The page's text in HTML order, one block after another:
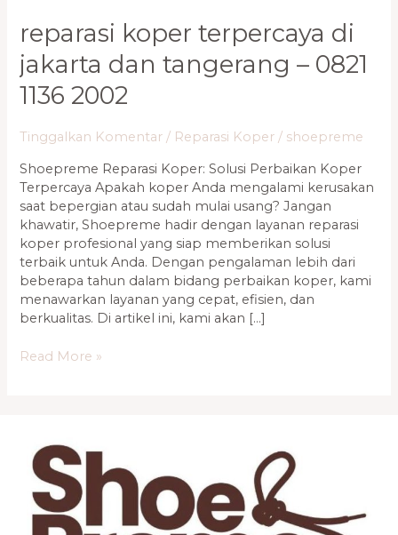
reparasi koper terpercaya di
jakarta dan tangerang – 0821
1136 2002
Tinggalkan Komentar / Reparasi Koper / shoepreme
Shoepreme Reparasi Koper: Solusi Perbaikan Koper
Terpercaya Apakah koper Anda mengalami kerusakan
saat bepergian atau sudah mulai usang? Jangan
khawatir, Shoepreme hadir dengan layanan reparasi
koper profesional yang siap memberikan solusi
terbaik untuk Anda. Dengan pengalaman lebih dari
beberapa tahun dalam bidang perbaikan koper, kami
menawarkan layanan yang cepat, efisien, dan
berkualitas. Di artikel ini, kami akan […]
Read More »